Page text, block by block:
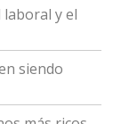
laboral y el
siendo